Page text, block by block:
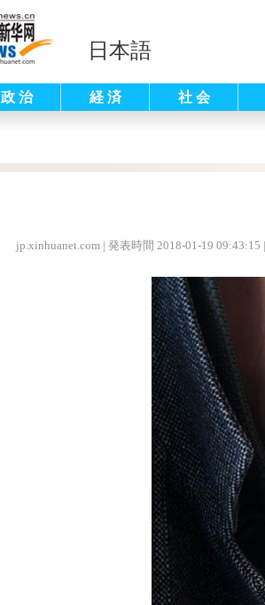
日本語
政 治 経 済 社 会
jp.xinhuanet.com | 発表時間 2018-01-19 09:43:15